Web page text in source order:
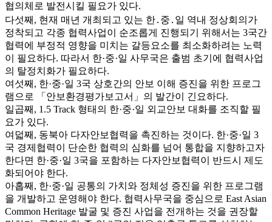
협의체로 발전시킬 필요가 있다.
다섯째, 현재 매년 개최되고 있는 한․중․일 역내 정상회의가
정착되고 각종 협력사업이 순조롭게 진행되기 위해서는 3국간
협력에 부정적 영향을 미치는 갈등요소를 최소화하려는 노력
이 필요하다. 따라서 한·중·일 사무국은 출범 초기에 협력사업
의 탈정치화가 필요하다.
여섯째, 한·중·일 3국 상호간의 안보 이해 증진을 위한 프로그
램으로 「안보환경평가보고서」의 발간이 긴요하다.
일곱째, 1.5 Track 형태의 한·중·일 외교안보 대화를 조직할 필
요가 있다.
여덟째, 동북아 다자안보협력을 촉진하는 것이다. 한·중·일 3
국 경제협력이 단순한 협력의 심화를 넘어 통합을 지향하고자
한다면 한·중·일 3국을 포함하는 다자안보협력이 반드시 제도
화되어야 한다.
아홉째, 한·중·일 공통의 가치와 정체성 증진을 위한 프로그램
을 개발하고 운영해야 한다. 협력사무국을 중심으로 East Asian
Common Heritage 발굴 및 증진 사업을 전개하는 것을 권장할